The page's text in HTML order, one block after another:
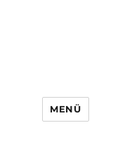
MENÜ